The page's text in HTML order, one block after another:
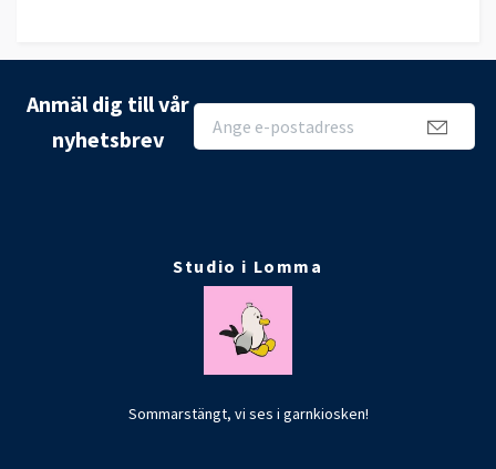
Anmäl dig till vår
nyhetsbrev
Studio i Lomma
Sommarstängt, vi ses i garnkiosken!